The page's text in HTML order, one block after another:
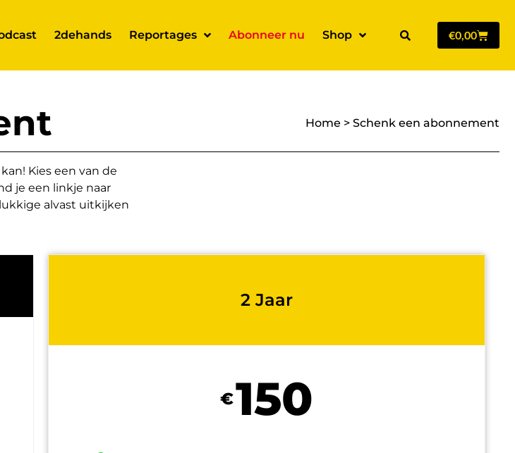
2dehands Reportages Abonneer nu Shop €0,00
Home > Schenk een abonnement
Kies een van de
je een linkje naar
alvast uitkijken
2 Jaar
€150